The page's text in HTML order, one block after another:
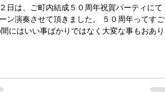
日は、ご町内結成５０周年祝賀パーティにて
ン演奏させて頂きました。 ５０周年ってすご
にはいい事ばかりではなく大変な事もおあり